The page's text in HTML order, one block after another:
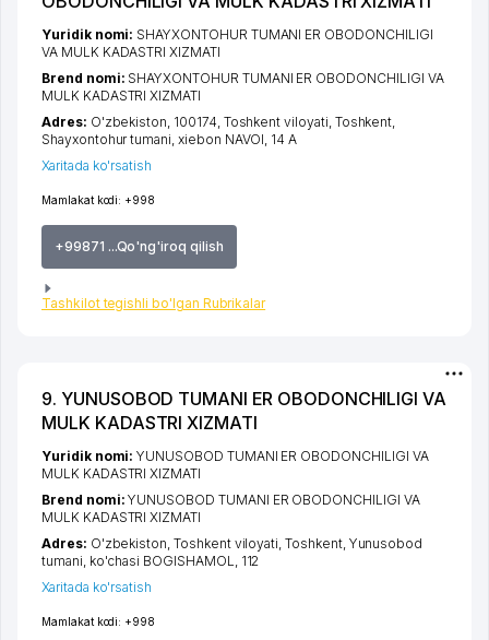
Mamlakat kodi: +998
+99871 ...Qo'ng'iroq qilish
Tashkilot tegishli bo'lgan Rubrikalar
Yuridik nomi: SHAYXONTOHUR TUMANI ER OBODONCHILIGI
VA MULK KADASTRI XIZMATI
Brend nomi: SHAYXONTOHUR TUMANI ER OBODONCHILIGI VA
MULK KADASTRI XIZMATI
Adres: O'zbekiston, 100174, Toshkent viloyati Toshkent
Shayxontohur tumani xiеbon NAVOI , 14 А
Xaritada ko'rsatish
9. YUNUSOBOD TUMANI ER OBODONCHILIGI VA
MULK KADASTRI XIZMATI
Mamlakat kodi: +998
Yuridik nomi:YUNUSOBOD TUMANI ER OBODONCHILIGI VA
MULK KADASTRI XIZMATI
Brend nomi:YUNUSOBOD TUMANI ER OBODONCHILIGI VA
MULK KADASTRI XIZMATI
Adres: O'zbekiston,Toshkent viloyati ,Toshkent, Yunusobod
tumani ko'chasi BOGISHAMOL
, 112
Xaritada ko'rsatish